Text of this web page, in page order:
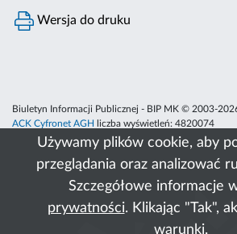
Używamy plików cookie, aby
przeglądania oraz analizować
Szczegółowe informacje
prywatności. Klikając "Tak",
warunki.
Wersja do druku
Biuletyn Informacji Publicznej - BIP MK © 2003-
ACK Cyfronet AGH
liczba wyświetleń: 4820074